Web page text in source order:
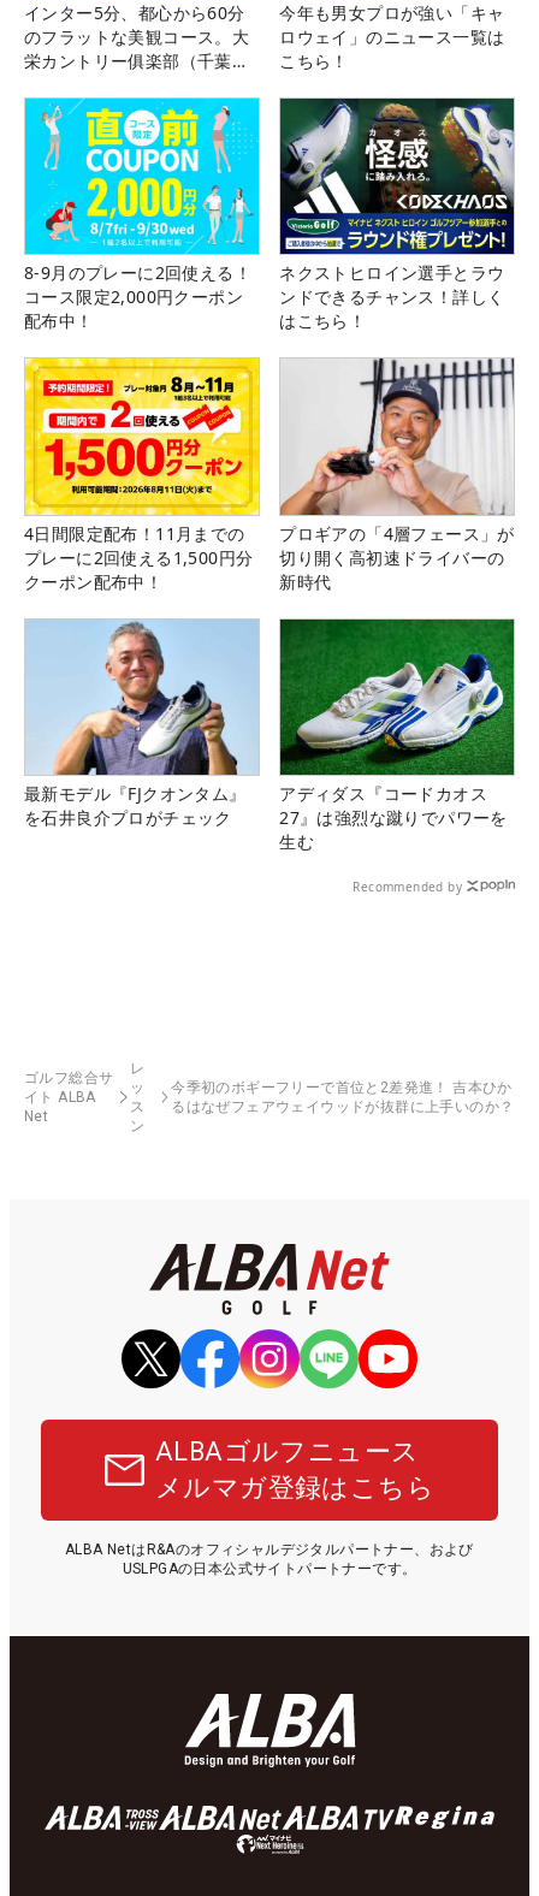
インター5分、都心から60分
のフラットな美観コース。大
栄カントリー俱楽部（千葉
今年も男女プロが強い「キャ
ロウェイ」のニュース一覧は
こちら！
8-9月のプレーに2回使える！
コース限定2,000円クーポン
配布中！
ネクストヒロイン選手とラウ
ンドできるチャンス！詳しく
はこちら！
4日間限定配布！11月までの
プレーに2回使える1,500円分
クーポン配布中！
プロギアの「4層フェース」が
切り開く高初速ドライバーの
新時代
最新モデル『FJクオンタム』
を石井良介プロがチェック
アディダス『コードカオス
27』は強烈な蹴りでパワーを
生む
Recommended by
ゴルフ総合サ
イト ALBA
Net
レ
ッ
ス
ン
今季初のボギーフリーで首位と2差発進！ 吉本ひか
るはなぜフェアウェイウッドが抜群に上手いのか？
ALBAゴルフニュース
メルマガ登録はこちら
ALBA NetはR&Aのオフィシャルデジタルパートナー、および
USLPGAの日本公式サイトパートナーです。